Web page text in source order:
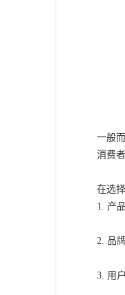
一般
消费
在选
1. 产
2. 品
3. 用